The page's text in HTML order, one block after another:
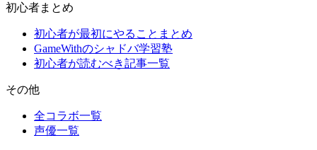
初心者まとめ
初心者が最初にやることまとめ
GameWithのシャドバ学習塾
初心者が読むべき記事一覧
その他
全コラボ一覧
声優一覧